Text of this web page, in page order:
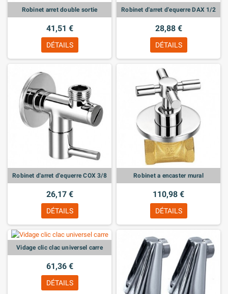
Robinet arret double sortie
41,51 €
DÉTAILS
Robinet d'arret d'equerre DAX 1/2
28,88 €
DÉTAILS
Robinet d'arret d'equerre COX 3/8
26,17 €
DÉTAILS
Robinet a encaster mural
110,98 €
DÉTAILS
Vidage clic clac universel carre
61,36 €
DÉTAILS